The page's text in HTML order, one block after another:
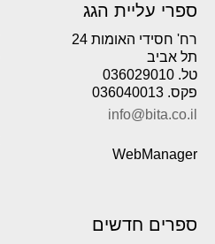
ספרי עליית הגג
רח' חסידי האומות 24
תל אביב
טל. 036029010
פקס. 036040013
info@bita.co.il
WebManager
ספרים חדשים